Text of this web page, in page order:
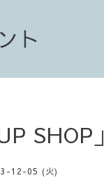
ト
SHOP」
12-05 (火)